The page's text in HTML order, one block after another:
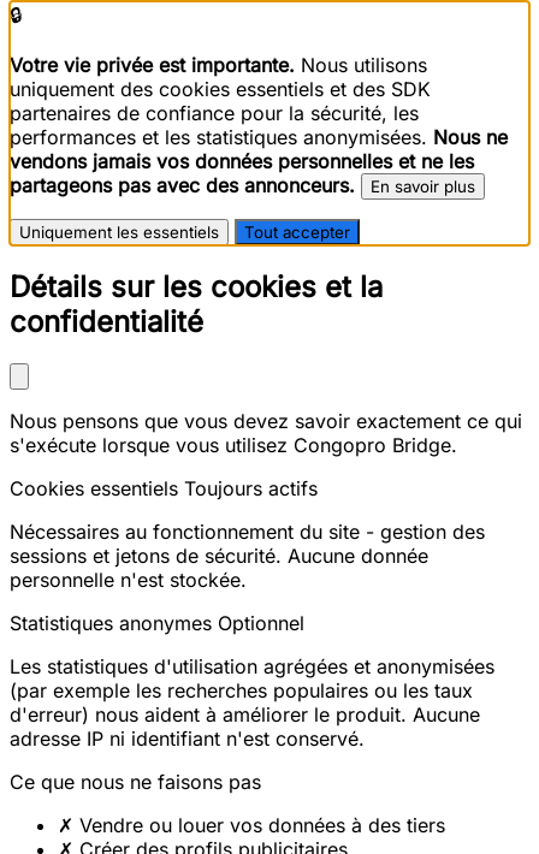
🔒
Votre vie privée est importante. Nous utilisons
uniquement des cookies essentiels et des SDK
partenaires de confiance pour la sécurité, les
performances et les statistiques anonymisées. Nous ne
vendons jamais vos données personnelles et ne les
partageons pas avec des annonceurs.
En savoir plus
Uniquement les essentiels Tout accepter
Détails sur les cookies et la
confidentialité
Nous pensons que vous devez savoir exactement ce qui
s'exécute lorsque vous utilisez Congopro Bridge.
Cookies essentiels Toujours actifs
Nécessaires au fonctionnement du site - gestion des
sessions et jetons de sécurité. Aucune donnée
personnelle n'est stockée.
Statistiques anonymes Optionnel
Les statistiques d'utilisation agrégées et anonymisées
(par exemple les recherches populaires ou les taux
d'erreur) nous aident à améliorer le produit. Aucune
adresse IP ni identifiant n'est conservé.
Ce que nous ne faisons pas
✗ Vendre ou louer vos données à des tiers
✗ Créer des profils publicitaires